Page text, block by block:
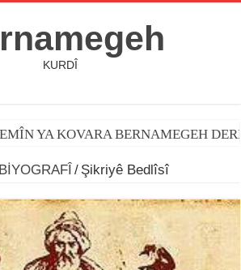
KURDÎ
YA KOVARA BERNAMEGEH
BİYOGRAFÎ / Şikriyê Bedlîsî